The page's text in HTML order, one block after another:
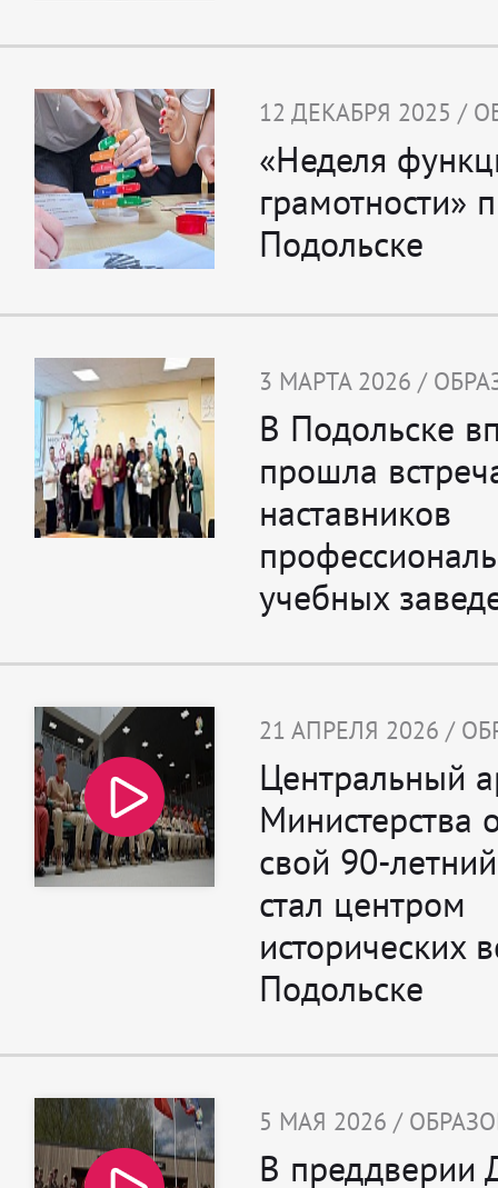
12 ДЕКАБРЯ 2025 /
«Неделя
грамотности»
Подольске
3 МАРТА 2026 /
В Подольске
прошла
наставников
учебных
21 АПРЕЛЯ 2026 /
Центральный
Министерства
свой 90-
стал центром
исторических
Подольске
5 МАЯ 2026 /
В преддверии